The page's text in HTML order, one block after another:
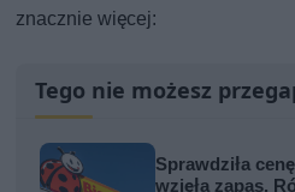
znacznie więcej:
Tego nie możesz
Sprawdziła
wzięła zapas.